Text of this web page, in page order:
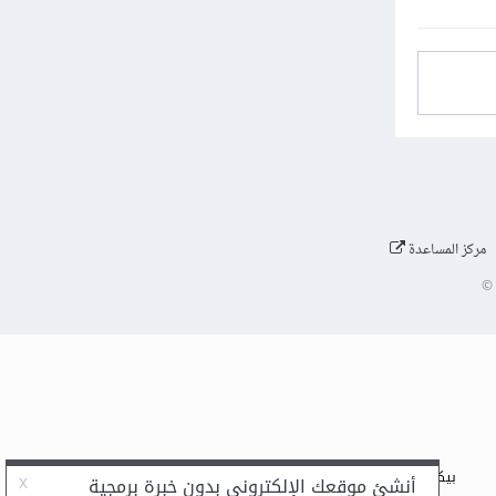
مركز المساعدة
©